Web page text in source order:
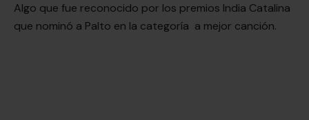
Algo que fue reconocido por los premios India Catalina
que nominó a Palto en la categoría a mejor canción.